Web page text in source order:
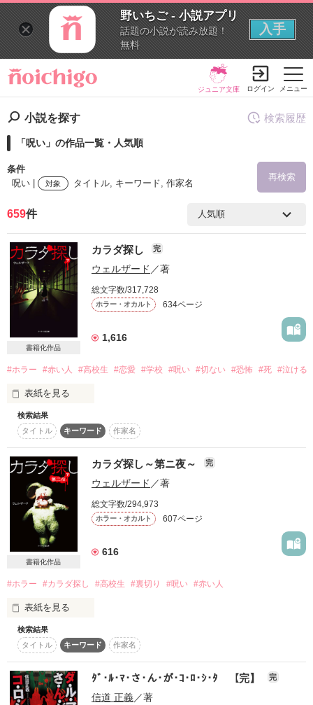
野いちご - 小説アプリ
話題の小説が読み放題！
無料
入手
メニュー
ジュニア文庫 ログイン
小説を探す
「呪い」の作品一覧・人気順
条件
呪い |
対象 タイトル, キーワード, 作家名
再検索
検索ワード
検索対象
タイトル キーワード 作家名 表紙コメント
あらすじ
ジャンル
感想
ステータス 全て 完結
作品の長さ
復刻！夏の野いちごビギナーズ応援コンテスト～中・長編チ
ャレンジ！～
500文字の不気味なテスト、募集中。
200文字でゾッ！こわい短編コンテスト
検索履歴
659件
書籍化作品
カラダ探し 完
ウェルザード ／著
総文字数/317,728
ホラー・オカルト 634ページ
1,616
#ホラー #赤い人 #高校生 #恋愛 #学校 #呪い #切ない #恐怖 #死 #泣ける
表紙を見る
-------------------------
2013年8月25日
ケータイ小説文庫
ブラックレーベルより書籍化
エブリスタの話題作が連載スタート！
6月25日より一話ごとUP
-------------------------
・「赤い人」は放課後の校舎に現れる。
・「赤い人」はひとりになった生徒の前に現れる。
ならない。
・振り返った者は、カラダを８つに分けられ、校舎に隠され
検索結果
タイトル
キーワード 作家名
書籍化作品
カラダ探し～第ニ夜～ 完
ウェルザード ／著
総文字数/294,973
ホラー・オカルト 607ページ
616
#ホラー #カラダ探し #高校生 #裏切り #呪い #赤い人
表紙を見る
-------------------------
2014年1月25日
待望の第二弾が発売決定！
検索結果
タイトル
キーワード 作家名
ﾀﾞ･ﾙ･ﾏ･さ･ん･が･ｺ･ﾛ･ｼ･ﾀ 【完】 完
信道 正義／著